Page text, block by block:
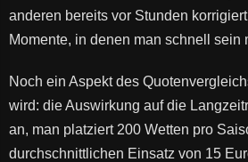
anderen bereits vor Stunden
Momente, in denen man schnell sein
Noch ein Aspekt des
wird: die Auswirkung auf die
an, man platziert 200 Wetten pro
durchschnittlichen Einsatz von 15